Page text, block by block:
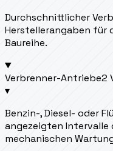
Durchschnittlicher
Herstellerangaben für
Baureihe.
Verbrenner-Antriebe2
▾
Benzin-, Diesel- oder
angezeigten Intervalle
mechanischen